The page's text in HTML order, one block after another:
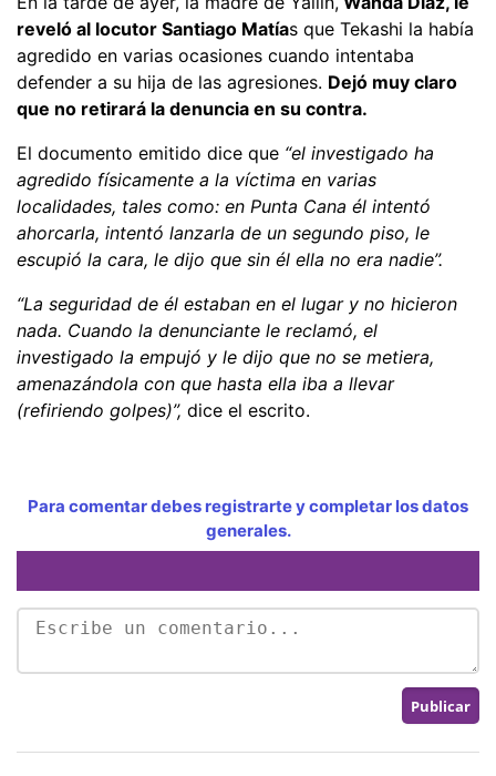
reveló al locutor Santiago Matías que Tekashi la había
agredido en varias ocasiones cuando intentaba
defender a su hija de las agresiones. Dejó muy claro
que no retirará la denuncia en su contra.
El documento emitido dice que “el investigado ha
agredido físicamente a la víctima en varias
localidades, tales como: en Punta Cana él intentó
ahorcarla, intentó lanzarla de un segundo piso, le
escupió la cara, le dijo que sin él ella no era nadie”.
“La seguridad de él estaban en el lugar y no hicieron
nada. Cuando la denunciante le reclamó, el
investigado la empujó y le dijo que no se metiera,
amenazándola con que hasta ella iba a llevar
(refiriendo golpes)”, dice el escrito.
Para comentar debes registrarte y completar los datos
generales.